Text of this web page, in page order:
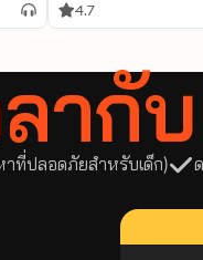
4.7
ากั
ที่ปลอดภัยสำหรับเด็ก)